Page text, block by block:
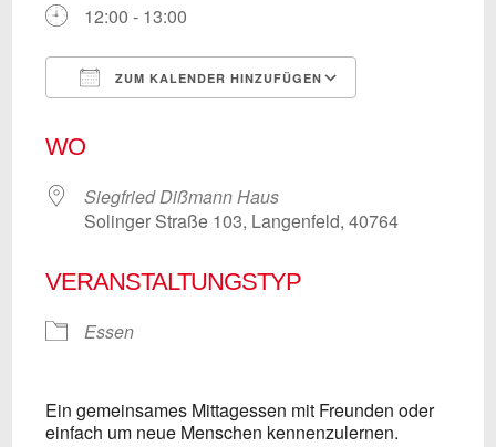
12:00 - 13:00
ZUM KALENDER HINZUFÜGEN
WO
Siegfried Dißmann Haus
Solinger Straße 103, Langenfeld, 40764
VERANSTALTUNGSTYP
Essen
Ein gemeinsames Mittagessen mit Freunden oder
einfach um neue Menschen kennenzulernen.